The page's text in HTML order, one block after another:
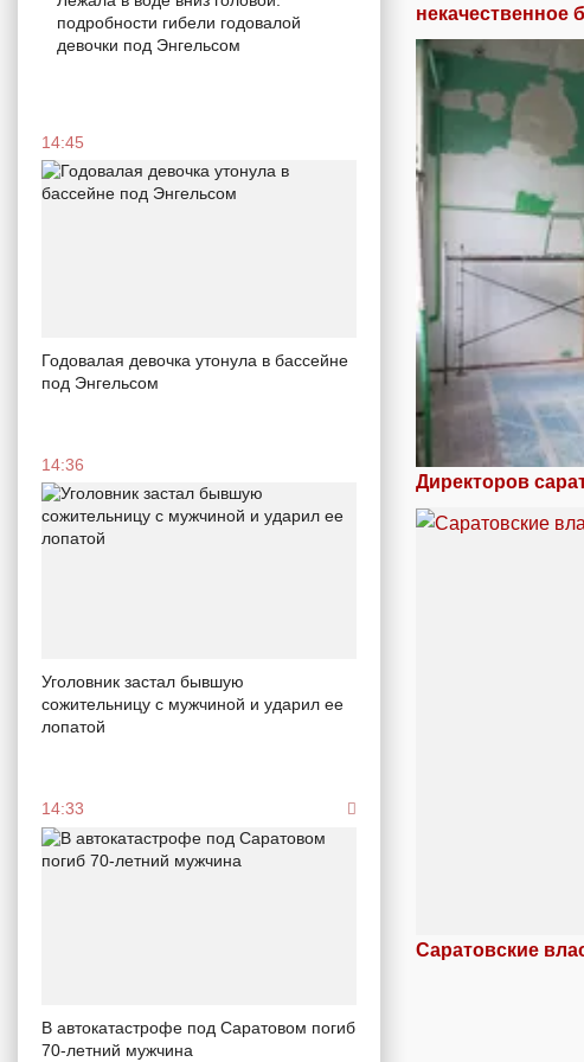
подробности гибели годовалой
девочки под Энгельсом
14:45
Годовалая девочка утонула в бассейне
под Энгельсом
14:36
Уголовник застал бывшую
сожительницу с мужчиной и ударил ее
лопатой
14:33
В автокатастрофе под Саратовом погиб
70-летний мужчина
некачественное
Директоров
Саратовские